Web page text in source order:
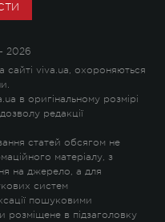
2026
сайті viva.ua, охороняються
в оригінальному розмірі
редакції
статей обсягом не
матеріалу, з
на джерело, а для
систем
пошуковими
розміщене в підзаголовку